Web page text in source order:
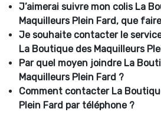
J’aimerai suivre mon colis La
Maquilleurs Plein Fard, que
Je souhaite contacter le
La Boutique des Maquilleurs
Par quel moyen joindre La
Maquilleurs Plein Fard ?
Comment contacter La
Plein Fard par téléphone ?